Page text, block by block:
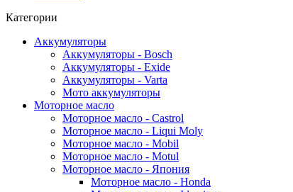
Категории
Аккумуляторы
Аккумуляторы - Bosch
Аккумуляторы - Exide
Аккумуляторы - Varta
Мото аккумуляторы
Моторное масло
Моторное масло - Castrol
Моторное масло - Liqui Moly
Моторное масло - Mobil
Моторное масло - Motul
Моторное масло - Япония
Моторное масло - Honda